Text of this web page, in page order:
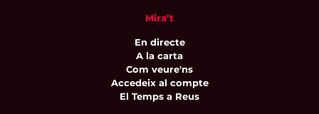
Mira’t
En directe
A la carta
Com veure'ns
Accedeix al compte
El Temps a Reus